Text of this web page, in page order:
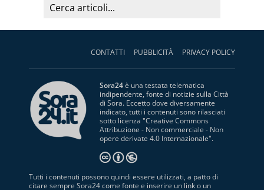
CONTATTI PUBBLICITÀ PRIVACY POLICY
Sora24è una testata telematica
indipendente, fonte di notizie sulla Città
di Sora. Eccetto dove diversamente
indicato, tutti i contenuti sono rilasciati
sotto licenza "Creative Commons
Attribuzione - Non commerciale - Non
opere derivate 4.0 Internazionale".
Tutti i contenuti possono quindi essere utilizzati, a patto di
citare sempre Sora24 come fonte e inserire un link o un